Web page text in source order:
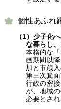
個性あふれ
（1） 少子化
な暮らし、
本格的な
画期間以
加と市歳入
第三次箕
行政の密
が、地域
必要とされ